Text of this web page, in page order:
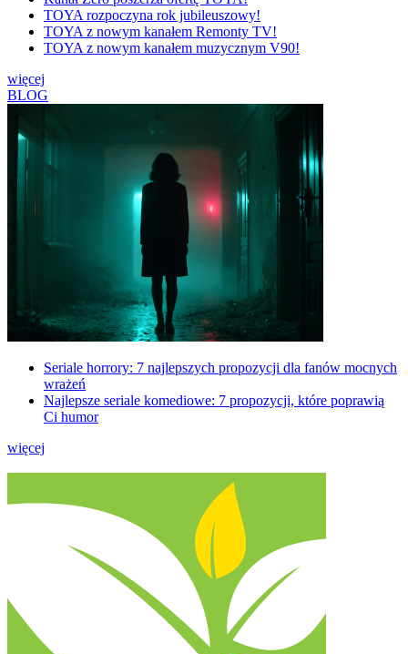
TOYA rozpoczyna rok jubileuszowy!
TOYA z nowym kanałem Remonty TV!
TOYA z nowym kanałem muzycznym V90!
więcej
BLOG
Seriale horrory: 7 najlepszych propozycji dla fanów mocnych
wrażeń
Najlepsze seriale komediowe: 7 propozycji, które poprawią
Ci humor
więcej